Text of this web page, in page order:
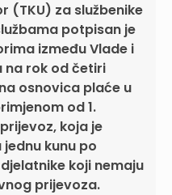
(TKU) za službenike
potpisan je
između Vlade i
na rok od četiri
osnovica plaće u
od 1.
koja je
kunu po
koji nemaju
prijevoza.